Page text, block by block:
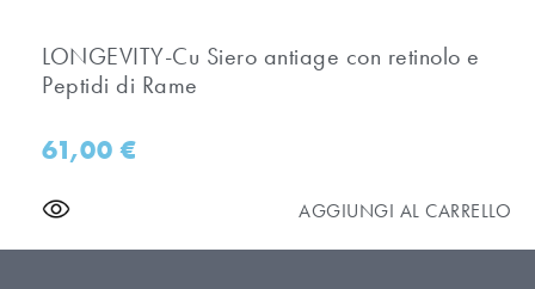
LONGEVITY-Cu Siero antiage con retinolo e
Peptidi di Rame
61,00€
AGGIUNGI AL CARRELLO